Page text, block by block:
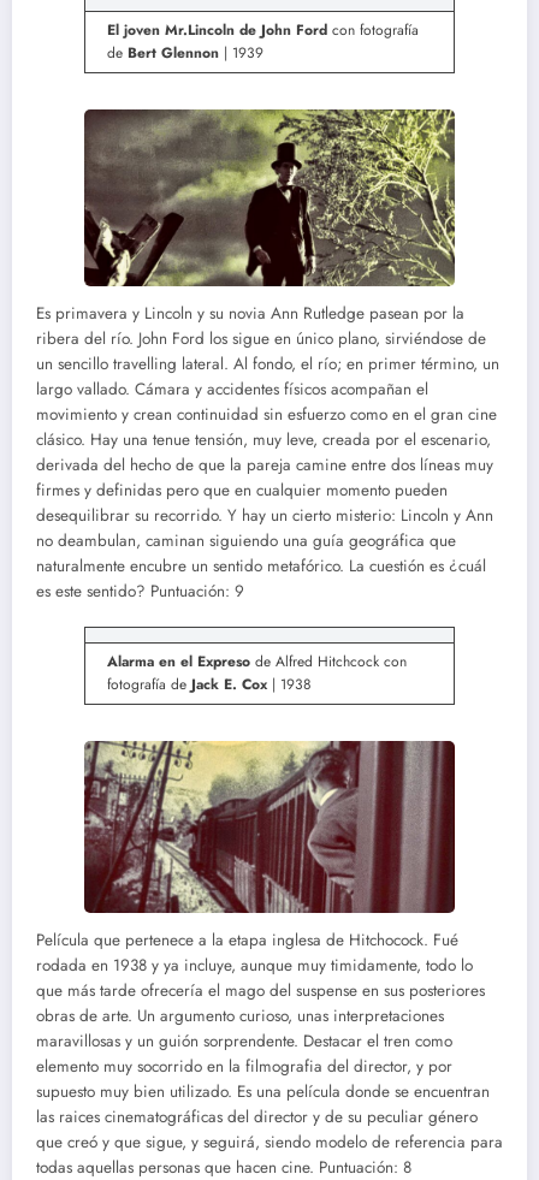
El joven Mr.Lincoln de John Ford con fotografía
de Bert Glennon | 1939
Es primavera y Lincoln y su novia Ann Rutledge pasean por la
ribera del río. John Ford los sigue en único plano, sirviéndose de
un sencillo travelling lateral. Al fondo, el río; en primer término, un
largo vallado. Cámara y accidentes físicos acompañan el
movimiento y crean continuidad sin esfuerzo como en el gran cine
clásico. Hay una tenue tensión, muy leve, creada por el escenario,
derivada del hecho de que la pareja camine entre dos líneas muy
firmes y definidas pero que en cualquier momento pueden
desequilibrar su recorrido. Y hay un cierto misterio: Lincoln y Ann
no deambulan, caminan siguiendo una guía geográfica que
naturalmente encubre un sentido metafórico. La cuestión es ¿cuál
es este sentido? Puntuación: 9
Alarma en el Expreso de Alfred Hitchcock con
fotografía de Jack E. Cox | 1938
Película que pertenece a la etapa inglesa de Hitchocock. Fué
rodada en 1938 y ya incluye, aunque muy timidamente, todo lo
que más tarde ofrecería el mago del suspense en sus posteriores
obras de arte. Un argumento curioso, unas interpretaciones
maravillosas y un guión sorprendente. Destacar el tren como
elemento muy socorrido en la filmografia del director, y por
supuesto muy bien utilizado. Es una película donde se encuentran
las raices cinematográficas del director y de su peculiar género
que creó y que sigue, y seguirá, siendo modelo de referencia para
todas aquellas personas que hacen cine. Puntuación: 8